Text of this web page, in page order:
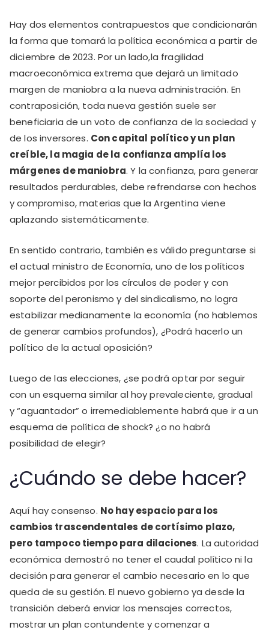
Hay dos elementos contrapuestos que condicionarán
la forma que tomará la política económica a partir de
diciembre de 2023. Por un lado,la fragilidad
macroeconómica extrema que dejará un limitado
margen de maniobra a la nueva administración. En
contraposición, toda nueva gestión suele ser
beneficiaria de un voto de confianza de la sociedad y
de los inversores. Con capital político y un plan
creíble, la magia de la confianza amplía los
márgenes de maniobra. Y la confianza, para generar
resultados perdurables, debe refrendarse con hechos
y compromiso, materias que la Argentina viene
aplazando sistemáticamente.
En sentido contrario, también es válido preguntarse si
el actual ministro de Economía, uno de los políticos
mejor percibidos por los círculos de poder y con
soporte del peronismo y del sindicalismo, no logra
estabilizar medianamente la economía (no hablemos
de generar cambios profundos), ¿Podrá hacerlo un
político de la actual oposición?
Luego de las elecciones, ¿se podrá optar por seguir
con un esquema similar al hoy prevaleciente, gradual
y “aguantador” o irremediablemente habrá que ir a un
esquema de política de shock? ¿o no habrá
posibilidad de elegir?
¿Cuándo se debe hacer?
Aquí hay consenso. No hay espacio para los
cambios trascendentales de cortísimo plazo,
pero tampoco tiempo para dilaciones. La autoridad
económica demostró no tener el caudal político ni la
decisión para generar el cambio necesario en lo que
queda de su gestión. El nuevo gobierno ya desde la
transición deberá enviar los mensajes correctos,
mostrar un plan contundente y comenzar a